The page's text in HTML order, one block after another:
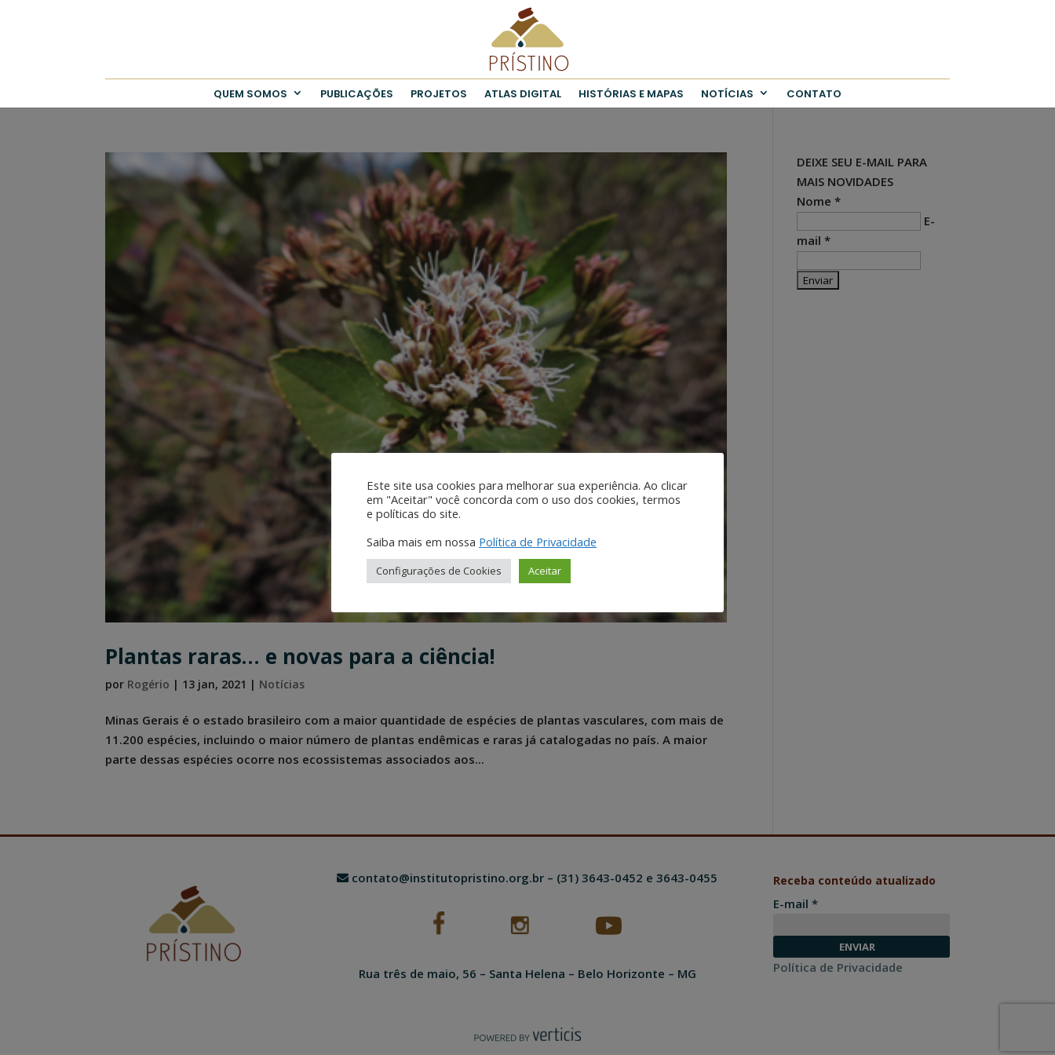
QUEM SOMOS PUBLICAÇÕES PROJETOS ATLAS DIGITAL HISTÓRIAS E MAPAS NOTÍCIAS CONTATO
Plantas raras… e novas para a ciência!
por Rogério | 13 jan, 2021 | Notícias
Minas Gerais é o estado brasileiro com a maior quantidade de espécies de plantas vasculares, com mais de
11.200 espécies, incluindo o maior número de plantas endêmicas e raras já catalogadas no país. A maior
parte dessas espécies ocorre nos ecossistemas associados aos...
DEIXE SEU E-MAIL PARA
MAIS NOVIDADES
Nome *
E-
mail *
contato@institutopristino.org.br – (31) 3643-0452 e 3643-0455
Rua três de maio, 56 – Santa Helena – Belo Horizonte – MG
Receba conteúdo atualizado
E-mail *
Política de Privacidade
Este site usa cookies para melhorar sua experiência. Ao clicar
em "Aceitar" você concorda com o uso dos cookies, termos
e políticas do site.
Saiba mais em nossa Política de Privacidade
Configurações de Cookies Aceitar